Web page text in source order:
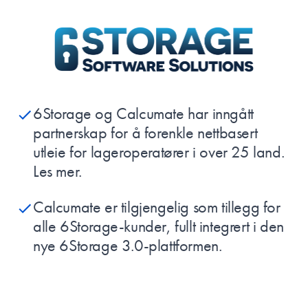
6Storage og Calcumate har inngått
partnerskap for å forenkle nettbasert
utleie for lageroperatører i over 25 land.
Les mer.
Calcumate er tilgjengelig som tillegg for
alle 6Storage-kunder, fullt integrert i den
nye 6Storage 3.0-plattformen.